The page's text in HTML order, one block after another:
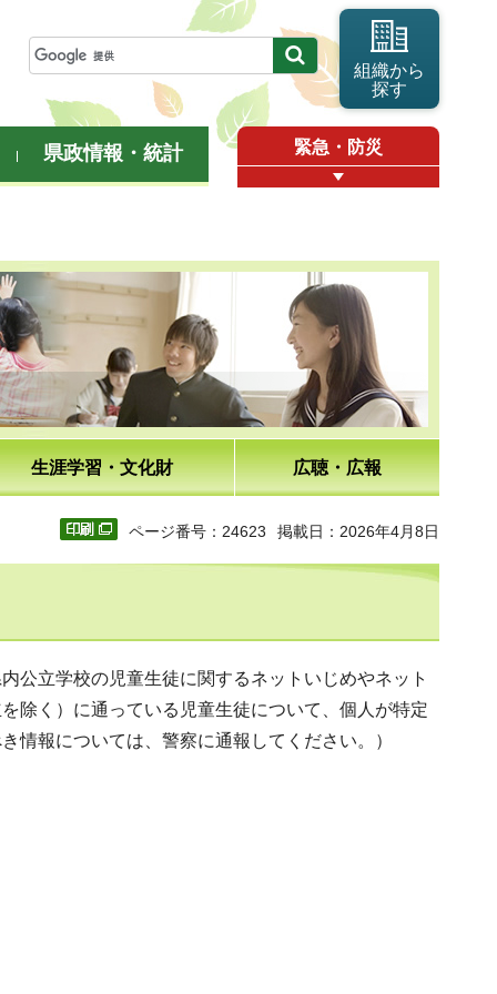
組織から
探す
県政情報・統計 緊急・防災
生涯学習・文化財 広聴・広報
ページ番号：24623 掲載日：2026年4月8日
公立学校の児童生徒に関するネットいじめやネット
除く）に通っている児童生徒について、個人が特定
情報については、警察に通報してください。）